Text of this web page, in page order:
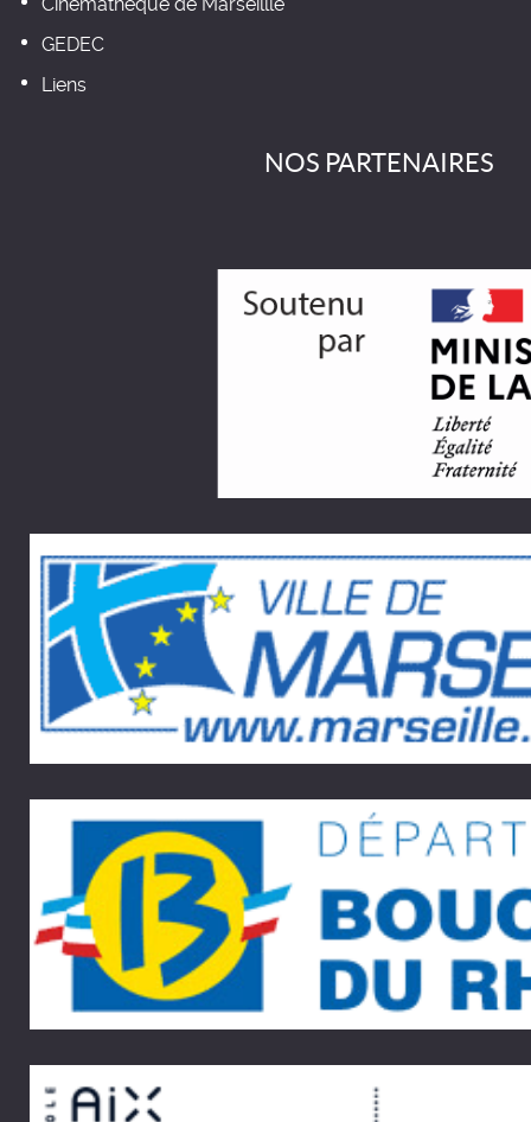
GEDEC
Liens
NOS PARTENAIRES